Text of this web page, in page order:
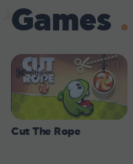
Games
Cut The Rope